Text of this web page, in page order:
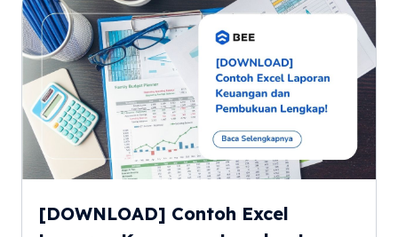
[DOWNLOAD] Contoh Excel